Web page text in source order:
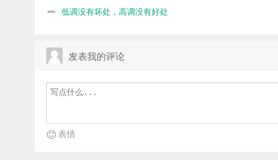
低调没有坏处，高调没有好处
发表我的评论
表情